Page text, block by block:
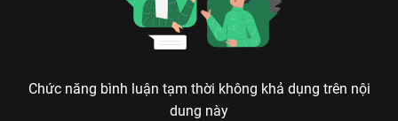
Chức năng bình luận tạm thời không khả dụng trên nội
dung này